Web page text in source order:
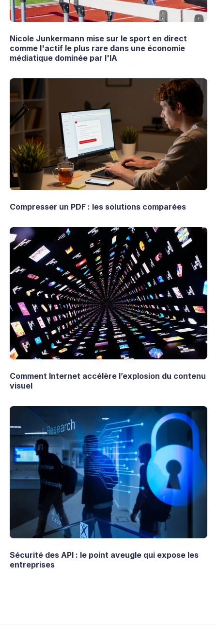
Nicole Junkermann mise sur le sport en direct
comme l'actif le plus rare dans une économie
médiatique dominée par l'IA
Compresser un PDF : les solutions comparées
Comment Internet accélère l’explosion du contenu
visuel
Sécurité des API : le point aveugle qui expose les
entreprises